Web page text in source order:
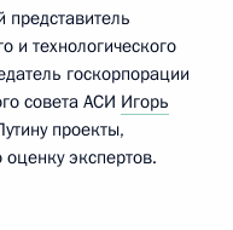
и технологического
госкорпорации
совета АСИ Игорь
проекты,
экспертов.